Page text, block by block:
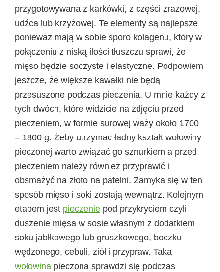
przygotowywana z karkówki, z części zrazowej,
udźca lub krzyżowej. Te elementy są najlepsze
ponieważ mają w sobie sporo kolagenu, który w
połączeniu z niską ilości tłuszczu sprawi, że
mięso będzie soczyste i elastyczne. Podpowiem
jeszcze, że większe kawałki nie będą
przesuszone podczas pieczenia. U mnie każdy z
tych dwóch, które widzicie na zdjęciu przed
pieczeniem, w formie surowej waży około 1700
– 1800 g. Żeby utrzymać ładny kształt wołowiny
pieczonej warto związać go sznurkiem a przed
pieczeniem należy również przyprawić i
obsmażyć na złoto na patelni. Zamyka się w ten
sposób mięso i soki zostają wewnątrz. Kolejnym
etapem jest pieczenie pod przykryciem czyli
duszenie mięsa w sosie własnym z dodatkiem
soku jabłkowego lub gruszkowego, boczku
wędzonego, cebuli, ziół i przypraw. Taka
wołowina pieczona sprawdzi się podczas